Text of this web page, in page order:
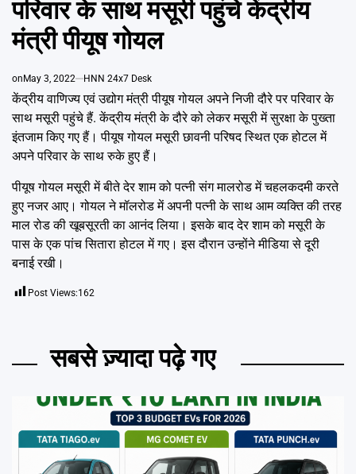
परिवार के साथ मसूरी पहुंचे केंद्रीय
मंत्री पीयूष गोयल
onMay 3, 2022 HNN 24x7 Desk
केंद्रीय वाणिज्य एवं उद्योग मंत्री पीयूष गोयल अपने निजी दौरे पर परिवार के
साथ मसूरी पहुंचे हैं. केंद्रीय मंत्री के दौरे को लेकर मसूरी में सुरक्षा के पुख्ता
इंतजाम किए गए हैं। पीयूष गोयल मसूरी छावनी परिषद स्थित एक होटल में
अपने परिवार के साथ रुके हुए हैं।
पीयूष गोयल मसूरी में बीते देर शाम को पत्नी संग मालरोड में चहलकदमी करते
हुए नजर आए। गोयल ने मॉलरोड में अपनी पत्नी के साथ आम व्यक्ति की तरह
माल रोड की खूबसूरती का आनंद लिया। इसके बाद देर शाम को मसूरी के
पास के एक पांच सितारा होटल में गए। इस दौरान उन्होंने मीडिया से दूरी
बनाई रखी।
Post Views:162
सबसे ज़्यादा पढ़े गए